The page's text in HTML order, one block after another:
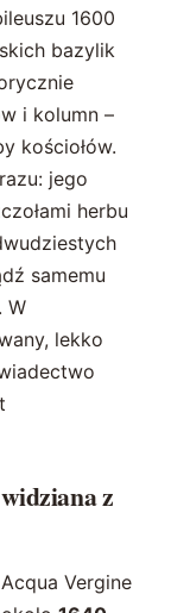
1600
bazylik
i kolumn –
kościołów.
jego
herbu
samemu
W
lekko
z
Vergine